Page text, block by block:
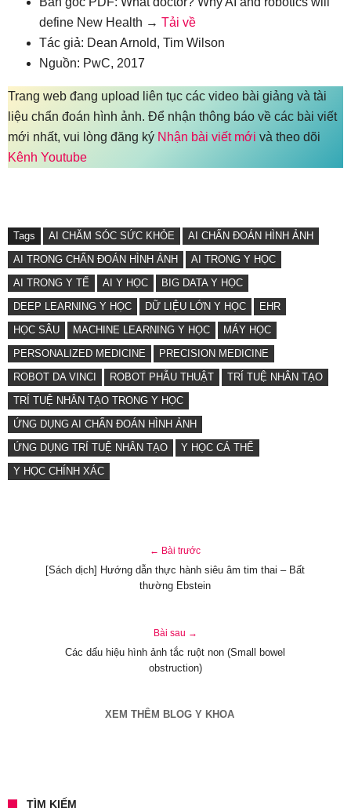
define New Health → Tải về
Tác giả: Dean Arnold, Tim Wilson
Nguồn: PwC, 2017
Trang web đang upload liên tục các video bài giảng và tài
liệu chẩn đoán hình ảnh. Để nhận thông báo về các bài viết
mới nhất, vui lòng đăng ký Nhận bài viết mới và theo dõi
Kênh Youtube
Tags AI CHĂM SÓC SỨC KHỎE
AI CHẨN ĐOÁN HÌNH ẢNH
AI TRONG CHẨN ĐOÁN HÌNH ẢNH
AI TRONG Y HỌC
AI TRONG Y TẾ
AI Y HỌC
BIG DATA Y HỌC
DEEP LEARNING Y HỌC
DỮ LIỆU LỚN Y HỌC
EHR
HỌC SÂU
MACHINE LEARNING Y HỌC
MÁY HỌC
PERSONALIZED MEDICINE
PRECISION MEDICINE
ROBOT DA VINCI
ROBOT PHẪU THUẬT
TRÍ TUỆ NHÂN TẠO
TRÍ TUỆ NHÂN TẠO TRONG Y HỌC
ỨNG DỤNG AI CHẨN ĐOÁN HÌNH ẢNH
ỨNG DỤNG TRÍ TUỆ NHÂN TẠO
Y HỌC CÁ THỂ
Y HỌC CHÍNH XÁC
← Bài trước
[Sách dịch] Hướng dẫn thực hành siêu âm tim thai – Bất
thường Ebstein
Bài sau →
Các dấu hiệu hình ảnh tắc ruột non (Small bowel
obstruction)
XEM THÊM BLOG Y KHOA
TÌM KIẾM